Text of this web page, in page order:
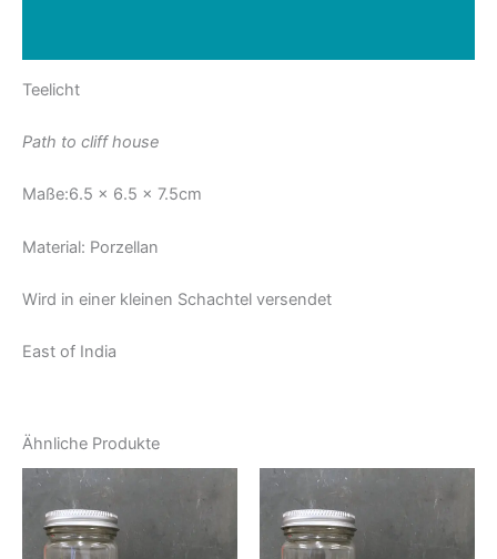
Teelicht
Path to cliff house
Maße:6.5 x 6.5 x 7.5cm
Material: Porzellan
Wird in einer kleinen Schachtel versendet
East of India
Ähnliche Produkte